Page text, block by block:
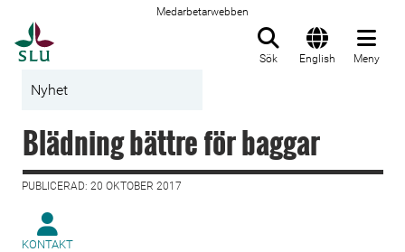
Medarbetarwebben
Sök English Meny
Nyhet
Blädning bättre för baggar
PUBLICERAD: 20 OKTOBER 2017
KONTAKT